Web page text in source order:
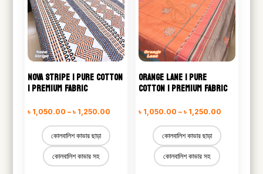
NOVA STRIPE | PURE COTTON
| PREMIUM FABRIC
৳ 1,050.00 – ৳ 1,250.00
কোলবালিশ কাভার ছাড়া
কোলবালিশ কাভার সহ
ORANGE LANE | PURE
COTTON | PREMIUM FABRIC
৳ 1,050.00 – ৳ 1,250.00
কোলবালিশ কাভার ছাড়া
কোলবালিশ কাভার সহ